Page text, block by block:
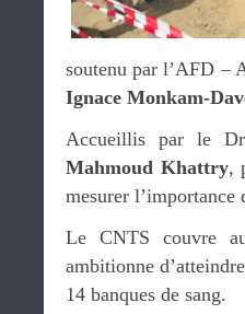
soutenu par l’AFD –
Ignace Monkam-
Accueillis par le
Mahmoud Khattry,
mesurer
Le CNTS couvre
ambitionne
14 banques de sang.